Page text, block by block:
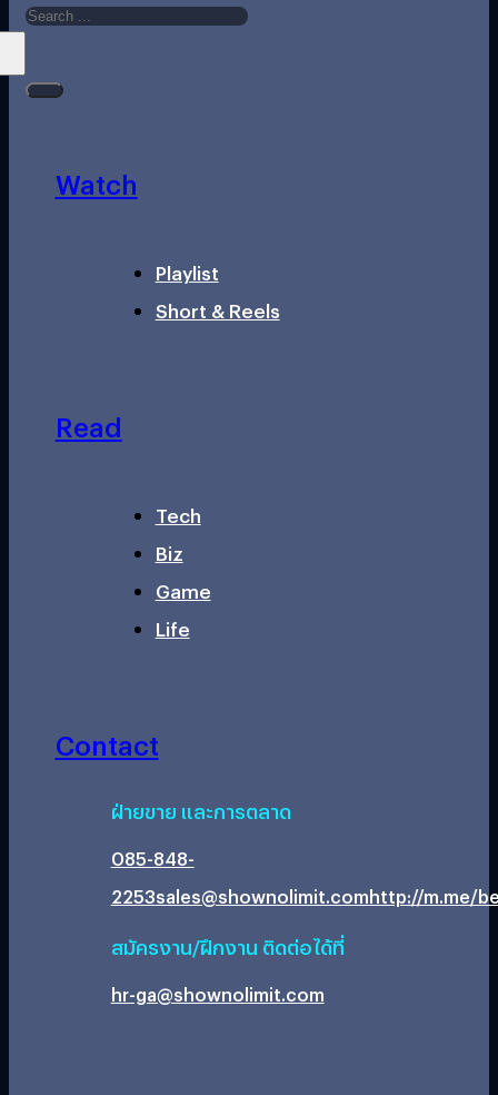
Watch
Playlist
Short & Reels
Read
Tech
Biz
Game
Life
Contact
ฝ่ายขาย และการตลาด
085-848-
2253sales@shownolimit.comhttp://m.me/
สมัครงาน/ฝึกงาน ติดต่อได้ที่
hr-ga@shownolimit.com